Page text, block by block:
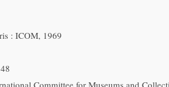
: ICOM, 1969
Committee for Museums and